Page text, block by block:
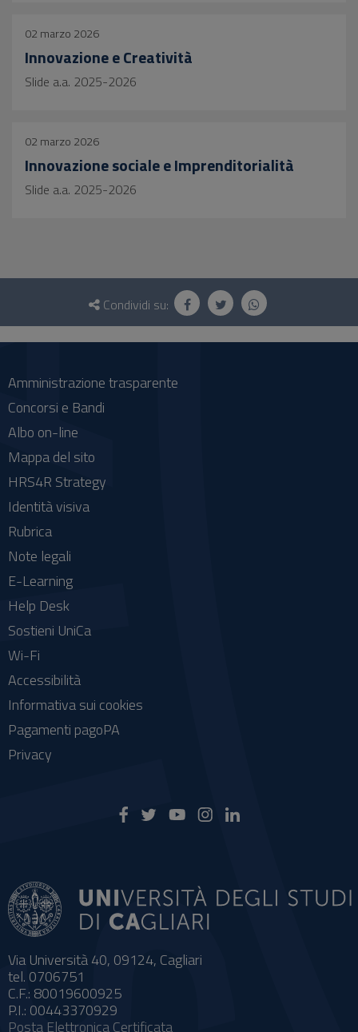
02 marzo 2026
Innovazione e Creatività
Slide a.a. 2025-2026
02 marzo 2026
Innovazione sociale e Imprenditorialità
Slide a.a. 2025-2026
Questionario
social
Condividi su:
Via Università 40, 09124, Cagliari
tel. 0706751
C.F.: 80019600925
P.I.: 00443370929
Posta Elettronica Certificata
Amministrazione trasparente
Concorsi e Bandi
Albo on-line
Mappa del sito
HRS4R Strategy
Identità visiva
Rubrica
Note legali
E-Learning
Help Desk
Sostieni UniCa
Wi-Fi
Accessibilità
Informativa sui cookies
Pagamenti pagoPA
Privacy